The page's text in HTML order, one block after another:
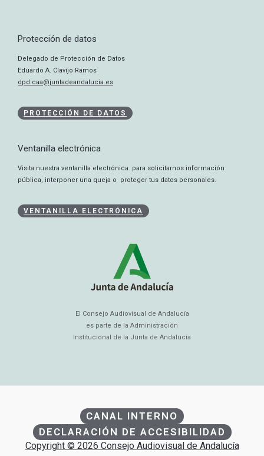
Protección de datos
Delegado de Protección de Datos
Eduardo A. Clavijo Ramos
dpd.caa@juntadeandalucia.es
PROTECCIÓN DE DATOS
Ventanilla electrónica
Visita nuestra ventanilla electrónica para solicitarnos información
pública, interponer una queja o proteger tus datos personales.
VENTANILLA ELECTRÓNICA
El Consejo Audiovisual de Andalucía
es parte de la Administración
Institucional de la Junta de Andalucía
CANAL INTERNO
DECLARACIÓN DE ACCESIBILIDAD
Copyright © 2026 Consejo Audiovisual de Andalucía